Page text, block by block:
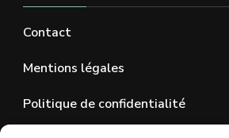
Contact
Mentions légales
Politique de confidentialité